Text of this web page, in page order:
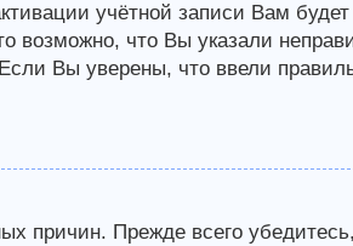
учётной записи Вам
возможно, что Вы указали
Вы уверены, что ввели
причин. Прежде всего